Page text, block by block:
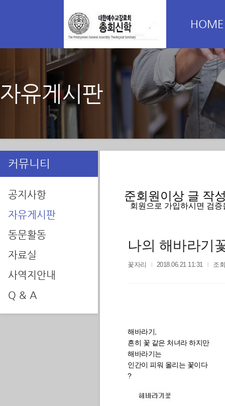
HOME
자유게시판
커뮤니티
공지사항
자유게시판
동문활동
자료실
사역지안내
Q & A
준회원이상 글 작
회원으로 가입하시면 검
나의 해바라기
꽃자리 2018.06.21 11:31 조
해바라기,
흔히 꽃 같은 처녀라 하지만
해바라기는
인간이 피워 올리는 꽃이다
?